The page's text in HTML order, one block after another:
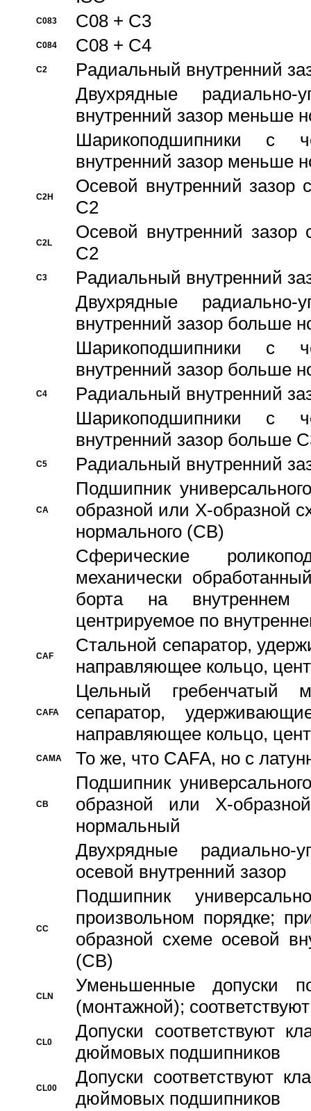
C083 C08 + C3
C084 C08 + C4
C2
Pадиальный внутренний
Двухрядные радиально-
внутренний зазор меньше
Шарикоподшипники с
внутренний зазор меньше
C2H
Осевой внутренний зазор
C2
C2L
Осевой внутренний зазор
C2
C3
Pадиальный внутренний
Двухрядные радиально-
внутренний зазор больше
Шарикоподшипники с
внутренний зазор больше
C4
Pадиальный внутренний
Шарикоподшипники с
внутренний зазор больше
C5 Pадиальный внутренний
CA
Подшипник
образной или Х-образной
нормального (CB)
Сферические
механически
борта на внутреннем
центрируемое по
CAF
Стальной сепаратор,
направляющее кольцо,
CAFA
Цельный гребенчатый
сепаратор,
направляющее кольцо,
CAMA То же, что CAFA, но с
CB
Подшипник
образной или Х-
нормальный
Двухрядные радиально-
осевой внутренний зазор
CC
Подшипник
произвольном порядке;
образной схеме осевой
(CB)
CLN
Уменьшенные
(монтажной);
CL0
Допуски соответствуют
дюймовых подшипников
CL00
Допуски соответствуют
дюймовых подшипников